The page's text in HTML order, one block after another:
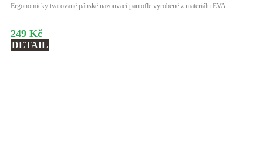
Ergonomicky tvarované pánské nazouvací pantofle vyrobené z materiálu EVA.
249 Kč
DETAIL